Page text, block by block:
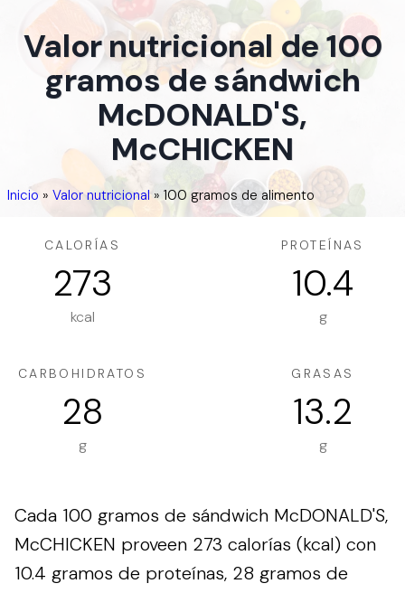
Valor nutricional de 100
gramos de sándwich
McDONALD'S,
McCHICKEN
Inicio » Valor nutricional» 100 gramos de alimento
CALORÍAS
273
kcal
PROTEÍNAS
10.4
g
CARBOHIDRATOS
28
g
GRASAS
13.2
g
Cada 100 gramos de sándwich McDONALD'S,
McCHICKEN proveen 273 calorías (kcal) con
10.4 gramos de proteínas, 28 gramos de